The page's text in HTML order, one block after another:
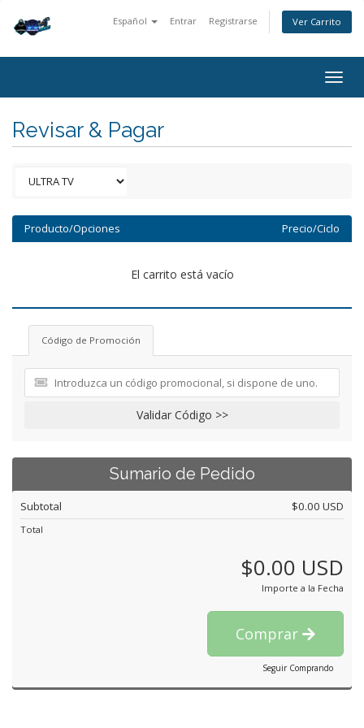
Español Entrar Registrarse Ver Carrito
Revisar & Pagar
Producto/Opciones Precio/Ciclo
El carrito está vacío
Código de Promoción
Validar Código >>
Sumario de Pedido
Subtotal $0.00 USD
Total
$0.00 USD
Importe a la Fecha
Comprar
Seguir Comprando